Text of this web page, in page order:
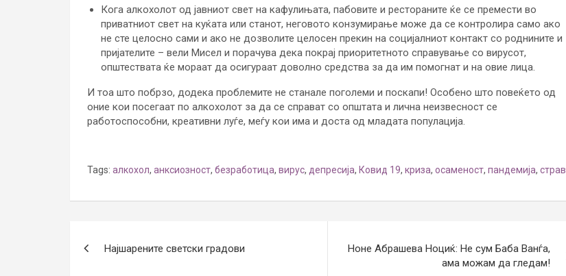
Кога алкохолот од јавниот свет на кафулињата, пабовите и рестораните ќе се премести во
приватниот свет на куќата или станот, неговото конзумирање може да се контролира само ако
не сте целосно сами и ако не дозволите целосен прекин на социјалниот контакт со роднините и
пријателите – вели Мисел и порачува дека покрај приоритетното справување со вирусот,
општествата ќе мораат да осигураат доволно средства за да им помогнат и на овие лица.
И тоа што побрзо, додека проблемите не станале поголеми и поскапи! Особено што повеќето од
оние кои посегаат по алкохолот за да се справат со општата и лична неизвесност се
работоспособни, креативни луѓе, меѓу кои има и доста од младата популација.
Tags: алкохол, анксиозност, безработица, вирус, депресија, Ковид 19, криза, осаменост, пандемија, страв
navigation
Најшарените светски градови
Ноне Абрашева Ноциќ: Не сум Баба Ванѓа,
ама можам да гледам!